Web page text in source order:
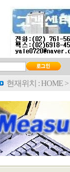
현재위치 :HOME >